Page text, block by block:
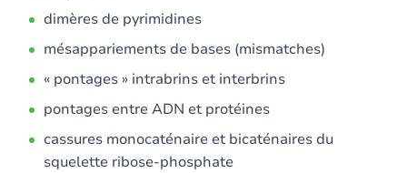
dimères de pyrimidines
mésappariements de bases (mismatches)
« pontages » intrabrins et interbrins
pontages entre ADN et protéines
cassures monocaténaire et bicaténaires du
squelette ribose-phosphate